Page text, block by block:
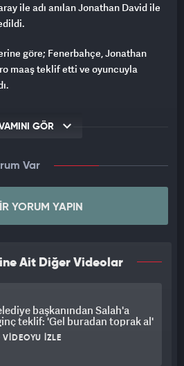
ile adı anılan Jonathan David ile
göre; Fenerbahçe, Jonathan
maaş teklif etti ve oyuncuyla
GÖR
Var
YORUM YAPIN
Ait Diğer Videolar
başkanından Salah'a
teklif: 'Gel buradan toprak al'
VIDEOYU İZLE